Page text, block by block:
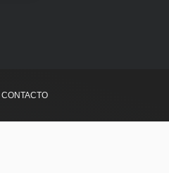
CONTACTO